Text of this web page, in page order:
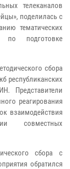
телеканалов
поделилась с
тематических
по подготовке
сбора
республиканских
Представители
реагирования
взаимодействия
совместных
сбора с
обратился